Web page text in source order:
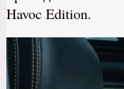
Havoc Edition.